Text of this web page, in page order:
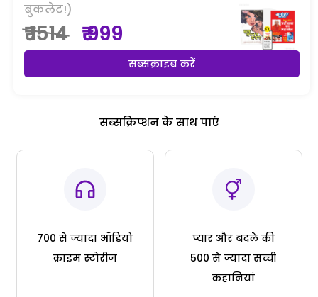
बुकलेट!)
₹ 1514 ₹ 999
सब्सक्राइब करें
सब्सक्रिप्शन के साथ पाएं
700 से ज्यादा ऑडियो
क्राइम स्टोरीज
प्यार और बदले की
500 से ज्यादा सच्ची
कहानियां